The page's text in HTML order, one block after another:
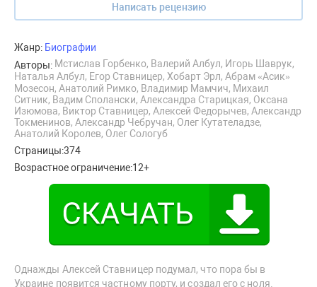
Написать рецензию
Жанр: Биографии
Авторы: Мстислав Горбенко, Валерий Албул, Игорь Шаврук,
Наталья Албул, Егор Ставницер, Хобарт Эрл, Абрам «Асик»
Мозесон, Анатолий Римко, Владимир Мамчич, Михаил
Ситник, Вадим Сполански, Александра Старицкая, Оксана
Изюмова, Виктор Ставницер, Алексей Федорычев, Александр
Токменинов, Александр Чебручан, Олег Кутателадзе,
Анатолий Королев, Олег Сологуб
Страницы:374
Возрастное ограничение:12+
Однажды Алексей Ставницер подумал, что пора бы в
Украине появится частному порту, и создал его с ноля.